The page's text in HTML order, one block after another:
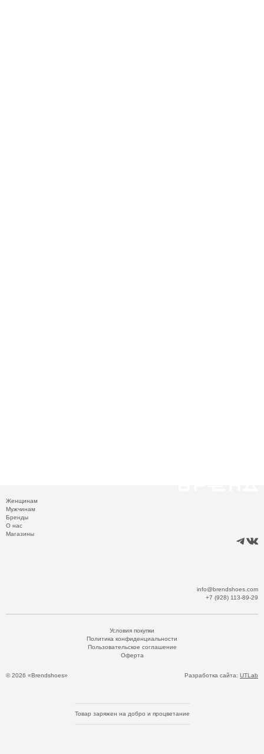
Женщинам
Мужчинам
Бренды
О нас
Магазины
info@brendshoes.com
+7 (928) 113-89-29
© 2026 «Brendshoes»
Условия покупки
Политика конфиденциальности
Пользовательское соглашение
Оферта
Разработка сайта: UTLab
Товар заряжен на добро и процветание